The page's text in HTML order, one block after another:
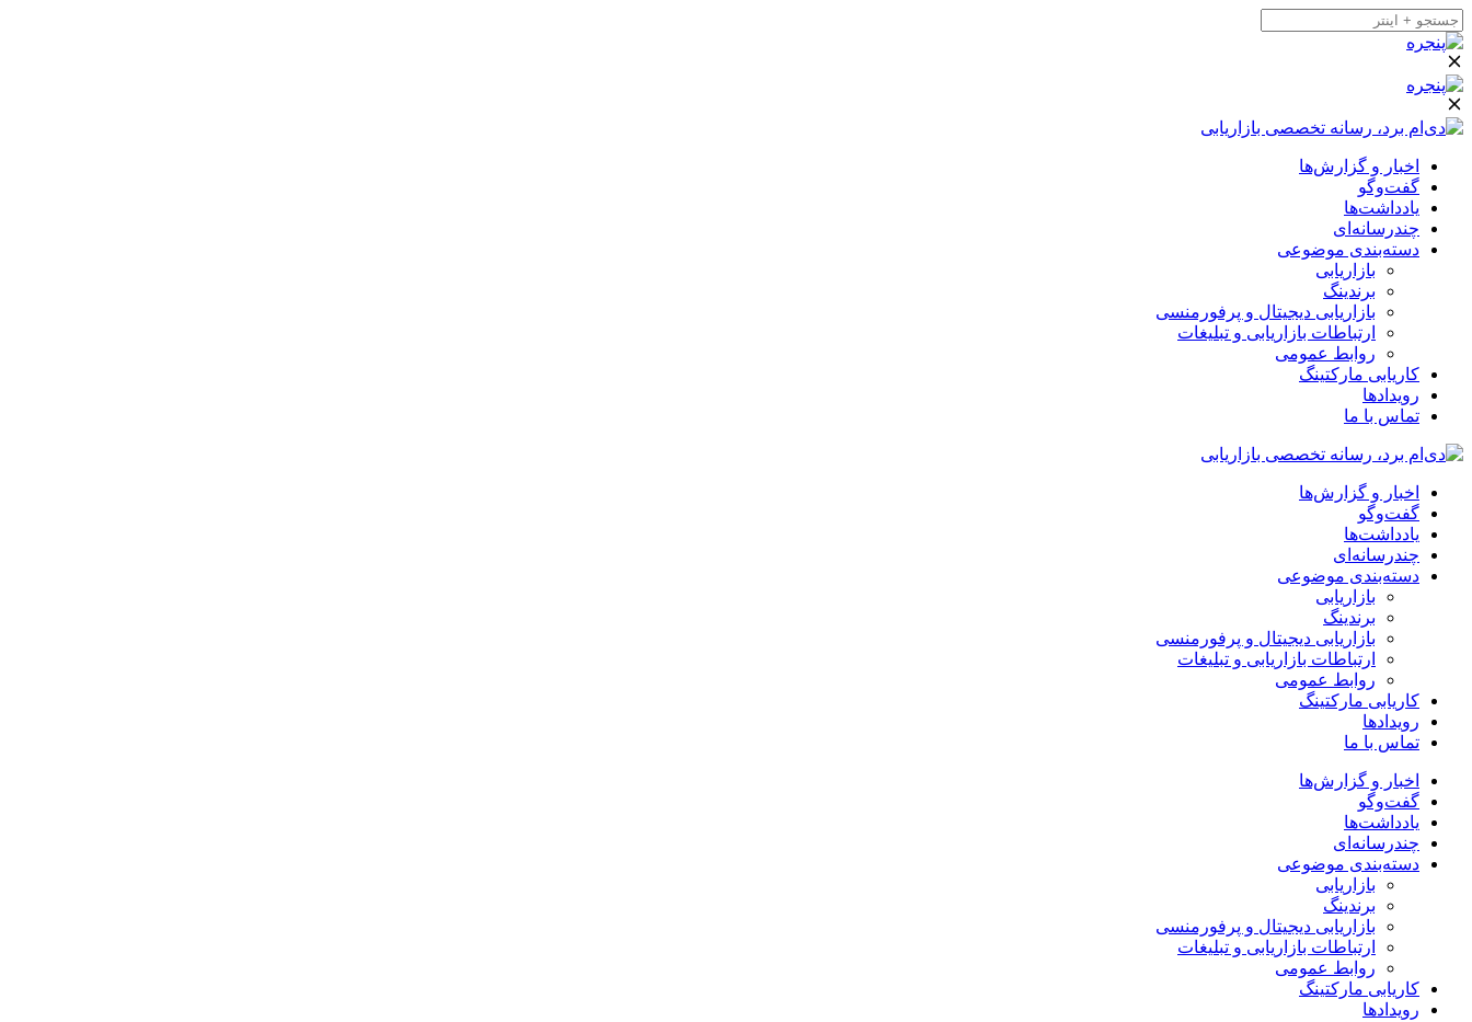
اخبار و گزارش‌ها
گفت‌وگو
یادداشت‌ها
چندرسانه‌ای
دسته‌بندی موضوعی
بازاریابی
برندینگ
بازاریابی دیجیتال و پرفورمنسی
ارتباطات بازاریابی و تبلیغات
روابط عمومی
کاریابی مارکتینگ
رویدادها
تماس با ما
اخبار و گزارش‌ها
گفت‌وگو
یادداشت‌ها
چندرسانه‌ای
دسته‌بندی موضوعی
بازاریابی
برندینگ
بازاریابی دیجیتال و پرفورمنسی
ارتباطات بازاریابی و تبلیغات
روابط عمومی
کاریابی مارکتینگ
رویدادها
تماس با ما
اخبار و گزارش‌ها
گفت‌وگو
یادداشت‌ها
چندرسانه‌ای
دسته‌بندی موضوعی
بازاریابی
برندینگ
بازاریابی دیجیتال و پرفورمنسی
ارتباطات بازاریابی و تبلیغات
روابط عمومی
کاریابی مارکتینگ
رویدادها